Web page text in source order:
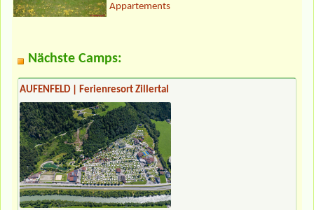
Appartements
Nächste Camps:
AUFENFELD | Ferienresort Zillertal